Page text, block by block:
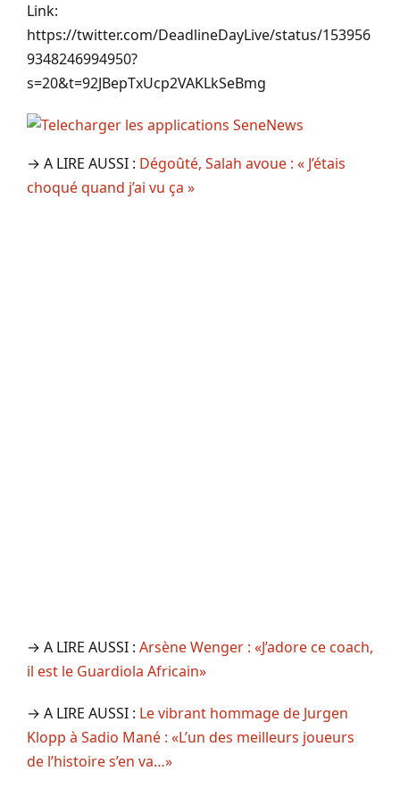
Link:
https://twitter.com/DeadlineDayLive/status/153956
9348246994950?
s=20&t=92JBepTxUcp2VAKLkSeBmg
→ A LIRE AUSSI : Dégoûté, Salah avoue : « J’étais
choqué quand j’ai vu ça »
→ A LIRE AUSSI : Arsène Wenger : «J’adore ce coach,
il est le Guardiola Africain»
→ A LIRE AUSSI : Le vibrant hommage de Jurgen
Klopp à Sadio Mané : «L’un des meilleurs joueurs
de l’histoire s’en va…»